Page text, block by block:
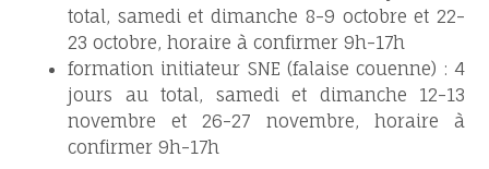
total, samedi et dimanche 8-9 octobre et 22-
23 octobre, horaire à confirmer 9h-17h
formation initiateur SNE (falaise couenne) : 4
jours au total, samedi et dimanche 12-13
novembre et 26-27 novembre, horaire à
confirmer 9h-17h